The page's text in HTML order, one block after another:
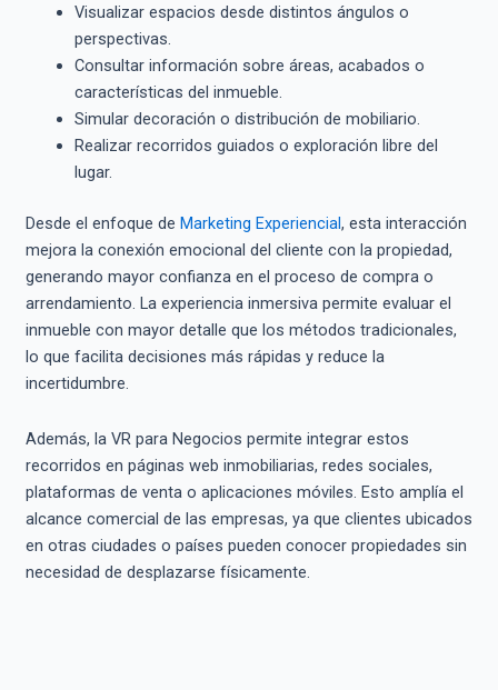
Visualizar espacios desde distintos ángulos o
perspectivas.
Consultar información sobre áreas, acabados o
características del inmueble.
Simular decoración o distribución de mobiliario.
Realizar recorridos guiados o exploración libre del
lugar.
Desde el enfoque de Marketing Experiencial, esta interacción
mejora la conexión emocional del cliente con la propiedad,
generando mayor confianza en el proceso de compra o
arrendamiento. La experiencia inmersiva permite evaluar el
inmueble con mayor detalle que los métodos tradicionales,
lo que facilita decisiones más rápidas y reduce la
incertidumbre.
Además, la VR para Negocios permite integrar estos
recorridos en páginas web inmobiliarias, redes sociales,
plataformas de venta o aplicaciones móviles. Esto amplía el
alcance comercial de las empresas, ya que clientes ubicados
en otras ciudades o países pueden conocer propiedades sin
necesidad de desplazarse físicamente.